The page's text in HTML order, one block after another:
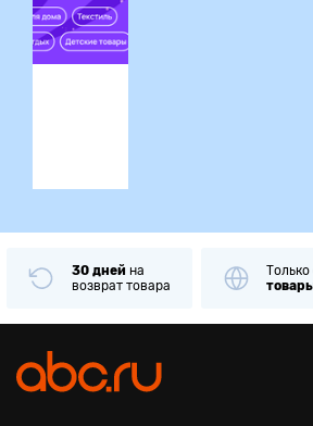
30 дней на
возврат товара
Только